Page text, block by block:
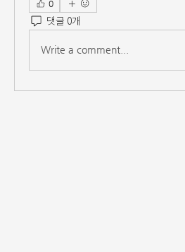
0
댓글 0개
Write a comment...